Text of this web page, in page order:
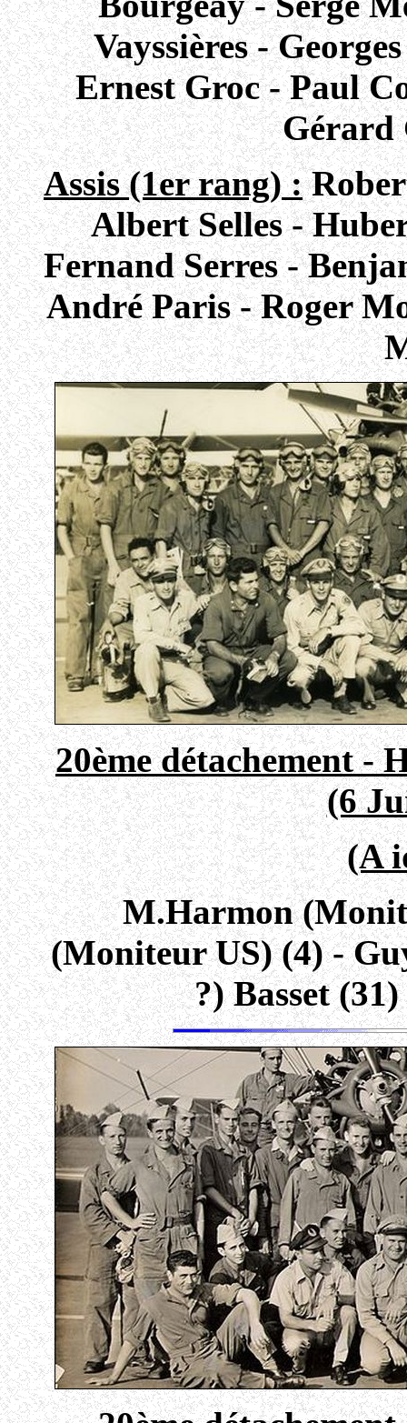
Vayssières -
Ernest Groc - Paul
Gérard
Assis (1er rang) :
Albert Selles -
Fernand Serres -
André Paris - Roger
20ème détachement -
(6
(A
M.Harmon
(Moniteur US) (4) -
?) Basset